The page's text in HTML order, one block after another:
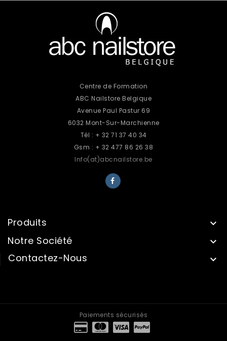
Centre de Formation
ABC Nailstore Belgique
Avenue Paul Pastur 69
6032 Mont-Sur-Marchienne
Tél : + 32 71 37 40 34
Gsm : + 32 477 86 26 38
Info(at)abcnailstore.be
Produits 
Notre Société 
Contactez-Nous 
Paiements sécurisés